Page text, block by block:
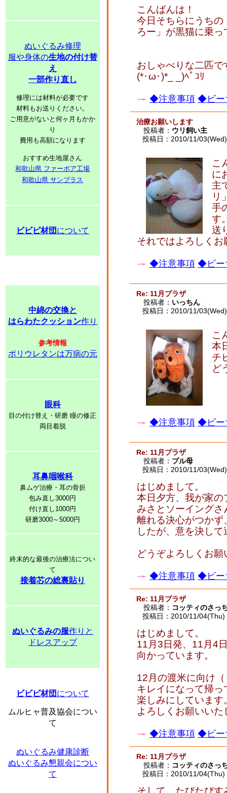
ぬいぐるみ修理
服や身体の生地の付け替
え
一部作り直し
修理には材料が必要です
材料もお送りください。
ご用意がないと何ヶ月もかか
り
費用も高額になります
おすすめ生地屋さん
和歌山県 ファーボア工場
和歌山県 サンプラス
ビビビ材団 について
中綿の交換と
はらわたクッション作り
参考情報
ポリウレタンは万病の元
眼科
目の付け替え・研磨 瞳の修正
両目着脱
耳鼻咽喉科
鼻ムゲ治療・耳の骨折
包み直し3000円
付け直し1000円
研磨3000～5000円
終末的な最後の治療法につい
て
接着芯の総裏貼り
ぬいぐるみの服作りと
ドレスアップ
ビビビ材団 について
ムルヒャ普及協会につい
て
ぬいぐるみ健康診断
ぬいぐるみ懇親会につい
て
こんばんは！
今日そちらにうち
ろー」が黒猫に乗
おしゃべりな二匹
(*･ω･)*_ _)ﾍﾟｺﾘ
◆注意事項 ◆ビー
治療お願いします
投稿者： ウリ飼い主
投稿日：2010/11/
こ
に
主
リ
手
す
送
それではよろしくお
◆注意事項 ◆ビー
Re: 11月プラザ
投稿者： いっちん
投稿日：2010/11/
こ
本
チ
ど
◆注意事項 ◆ビー
Re: 11月プラザ
投稿者： プル母
投稿日：2010/11/
はじめまして。
本日夕方、我が家
みさとソーイング
離れる決心がつか
したが、意を決し
どうぞよろしくお
◆注意事項 ◆ビー
Re: 11月プラザ
投稿者： コッティのさっ
投稿日：2010/11/
はじめまして。
11月3日発、11月4
向かっています。
12月の渡米に向け
キレイになって帰
楽しみにしています
よろしくお願いいた
◆注意事項 ◆ビー
Re: 11月プラザ
投稿者： コッティのさっ
投稿日：2010/11/
そして、たびたびす